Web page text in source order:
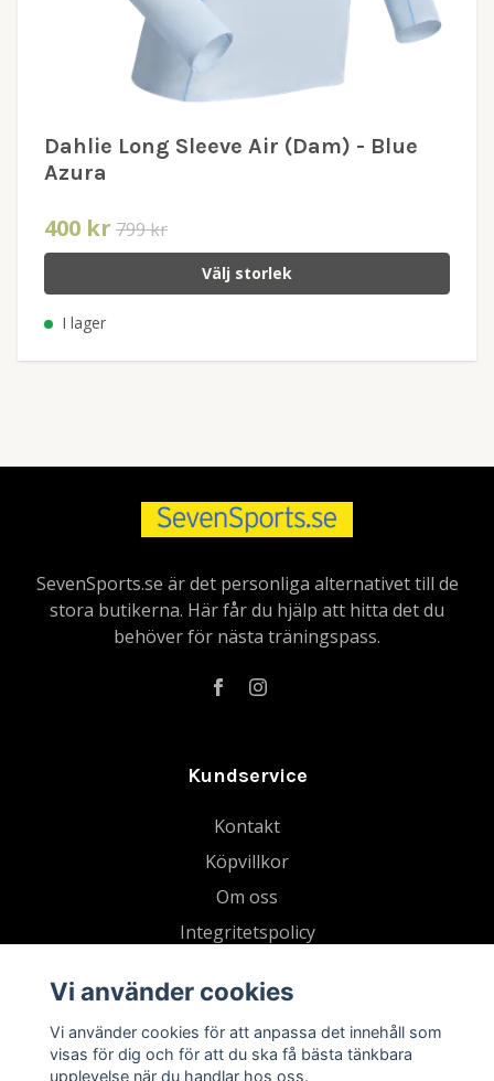
Dahlie Long Sleeve Air (Dam) - Blue
Azura
400 kr 799 kr
Välj storlek
I lager
SevenSports.se är det personliga alternativet till de
stora butikerna. Här får du hjälp att hitta det du
behöver för nästa träningspass.
Kundservice
Kontakt
Köpvillkor
Om oss
Integritetspolicy
Blogg
Tradera
Retur
Vi använder cookies
Vi använder cookies för att anpassa det innehåll som
visas för dig och för att du ska få bästa tänkbara
upplevelse när du handlar hos oss.